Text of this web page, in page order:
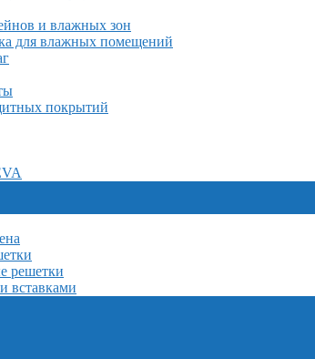
и влажных зон
для влажных помещений
покрытий
решетки
вставками